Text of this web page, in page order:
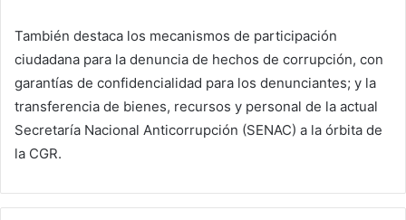
También destaca los mecanismos de participación
ciudadana para la denuncia de hechos de corrupción, con
garantías de confidencialidad para los denunciantes; y la
transferencia de bienes, recursos y personal de la actual
Secretaría Nacional Anticorrupción (SENAC) a la órbita de
la CGR.